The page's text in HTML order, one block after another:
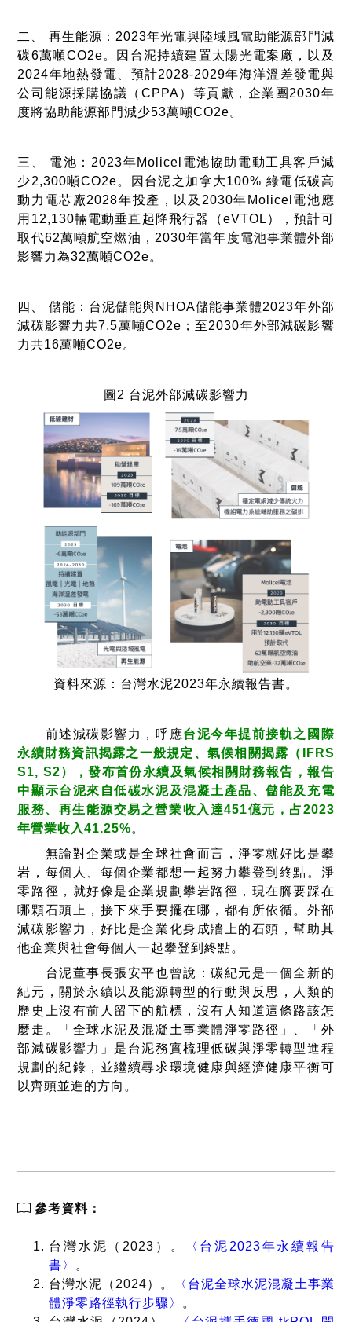
二、 再生能源：2023年光電與陸域風電助能源部門減
碳6萬噸CO2e。因台泥持續建置太陽光電案廠，以及
2024年地熱發電、預計2028-2029年海洋溫差發電與
公司能源採購協議（CPPA）等貢獻，企業團2030年
度將協助能源部門減少53萬噸CO2e。
三、 電池：2023年Molicel電池協助電動工具客戶減
少2,300噸CO2e。因台泥之加拿大100% 綠電低碳高
動力電芯廠2028年投產，以及2030年Molicel電池應
用12,130輛電動垂直起降飛行器（eVTOL），預計可
取代62萬噸航空燃油，2030年當年度電池事業體外部
影響力為32萬噸CO2e。
四、 儲能：台泥儲能與NHOA儲能事業體2023年外部
減碳影響力共7.5萬噸CO2e；至2030年外部減碳影響
力共16萬噸CO2e。
圖2 台泥外部減碳影響力
資料來源：台灣水泥2023年永續報告書。
前述減碳影響力，呼應台泥今年提前接軌之國際
永續財務資訊揭露之一般規定、氣候相關揭露（IFRS
S1, S2），發布首份永續及氣候相關財務報告，報告
中顯示台泥來自低碳水泥及混凝土產品、儲能及充電
服務、再生能源交易之營業收入達451億元，占2023
年營業收入41.25%。
無論對企業或是全球社會而言，淨零就好比是攀
岩，每個人、每個企業都想一起努力攀登到終點。淨
零路徑，就好像是企業規劃攀岩路徑，現在腳要踩在
哪顆石頭上，接下來手要擺在哪，都有所依循。外部
減碳影響力，好比是企業化身成牆上的石頭，幫助其
他企業與社會每個人一起攀登到終點。
台泥董事長張安平也曾說：碳紀元是一個全新的
紀元，關於永續以及能源轉型的行動與反思，人類的
歷史上沒有前人留下的航標，沒有人知道這條路該怎
麼走。「全球水泥及混凝土事業體淨零路徑」、「外
部減碳影響力」是台泥務實梳理低碳與淨零轉型進程
規劃的紀錄，並繼續尋求環境健康與經濟健康平衡可
以齊頭並進的方向。
參考資料：
台灣水泥（2023）。
〈台泥2023年永續報告
書〉 。
台灣水泥（2024）。
〈台泥全球水泥混凝土事業
體淨零路徑執行步驟〉 。